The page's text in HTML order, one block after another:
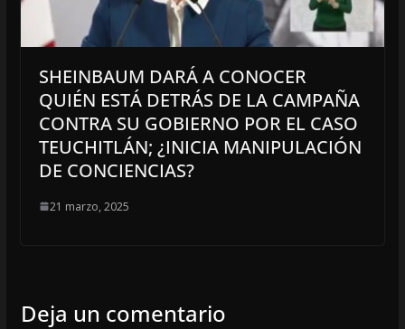
SHEINBAUM DARÁ A CONOCER
QUIÉN ESTÁ DETRÁS DE LA CAMPAÑA
CONTRA SU GOBIERNO POR EL CASO
TEUCHITLÁN; ¿INICIA MANIPULACIÓN
DE CONCIENCIAS?
21 marzo, 2025
Deja un comentario